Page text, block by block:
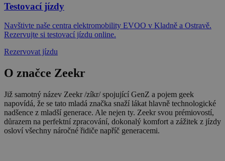
Testovací jízdy
Navštivte naše centra elektromobility EVOO v Kladně a Ostravě.
Rezervujte si testovací jízdu online.
Rezervovat jízdu
O značce Zeekr
Již samotný název Zeekr /zíkr/ spojující GenZ a pojem geek
napovídá, že se tato mladá značka snaží lákat hlavně technologické
nadšence z mladší generace. Ale nejen ty. Zeekr svou prémiovostí,
důrazem na perfektní zpracování, dokonalý komfort a zážitek z jízdy
osloví všechny náročné řidiče napříč generacemi.